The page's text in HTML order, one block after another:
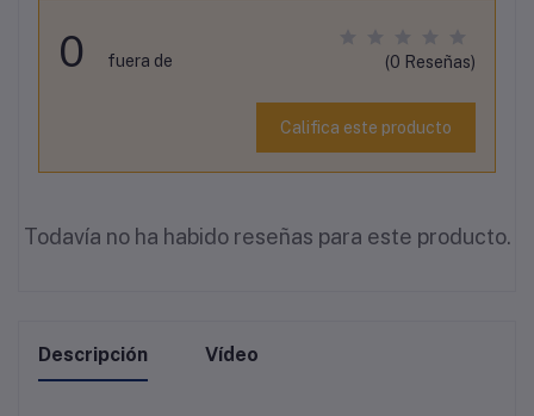
0 fuera de (0 Reseñas)
Califica este producto
Todavía no ha habido reseñas para este producto.
Descripción Vídeo